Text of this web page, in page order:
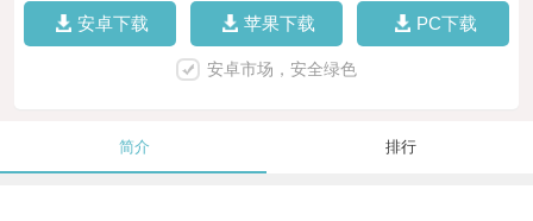
安卓下载 苹果下载 PC下载
安卓市场，安全绿色
简介 排行